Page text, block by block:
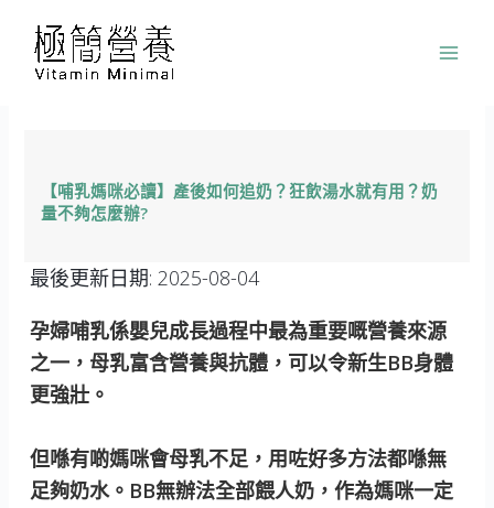
【哺乳媽咪必讀】產後如何追奶？狂飲湯水就有用？奶
量不夠怎麼辦?
最後更新日期: 2025-08-04
孕婦哺乳係嬰兒成長過程中最為重要嘅營養來源
之一，母乳富含營養與抗體，可以令新生BB身體
更強壯。
但喺有啲媽咪會母乳不足，用咗好多方法都喺無
足夠奶水。BB無辦法全部餵人奶，作為媽咪一定